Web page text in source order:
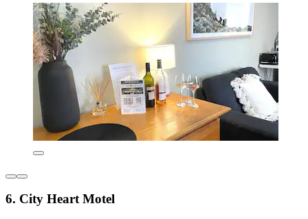
6. City Heart Motel